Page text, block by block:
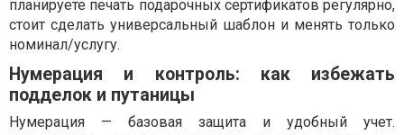
планируете печать подарочных сертификатов регулярно,
стоит сделать универсальный шаблон и менять только
номинал/услугу.
Нумерация и контроль: как избежать
подделок и путаницы
Нумерация — базовая защита и удобный учет.